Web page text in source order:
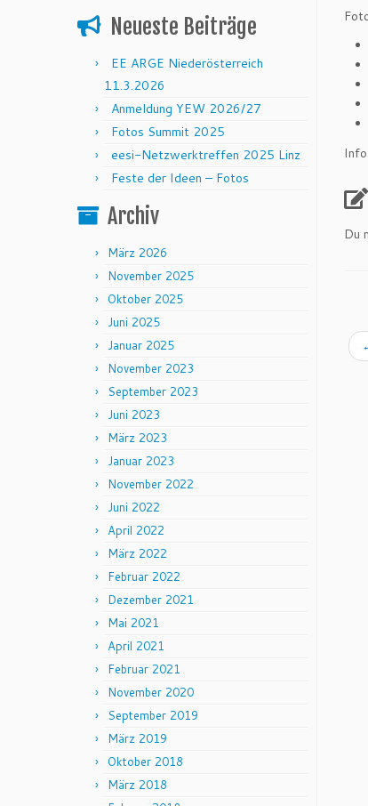
Neueste Beiträge
EE ARGE Niederösterreich
11.3.2026
Anmeldung YEW 2026/27
Fotos Summit 2025
eesi-Netzwerktreffen 2025 Linz
Feste der Ideen – Fotos
Archiv
März 2026
November 2025
Oktober 2025
Juni 2025
Januar 2025
November 2023
September 2023
Juni 2023
März 2023
Januar 2023
November 2022
Juni 2022
April 2022
März 2022
Februar 2022
Dezember 2021
Mai 2021
April 2021
Februar 2021
November 2020
September 2019
März 2019
Oktober 2018
März 2018
Du